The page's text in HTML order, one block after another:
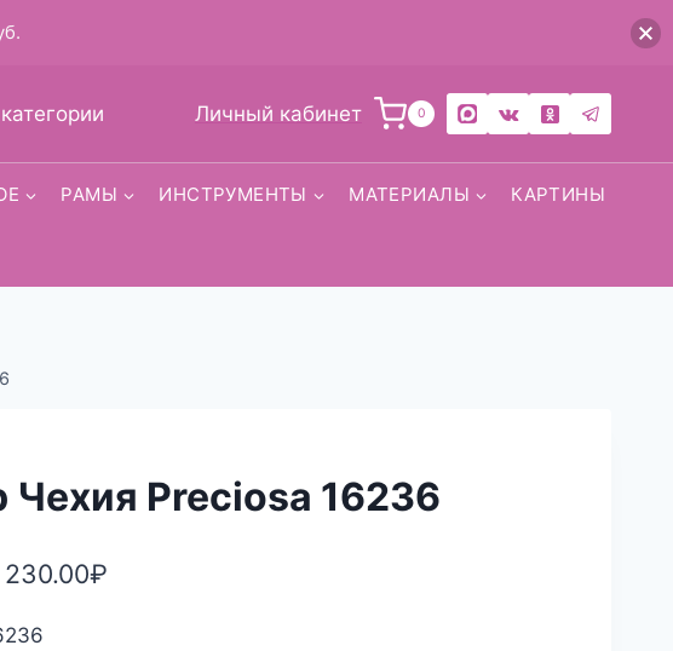
Личный кабинет 0
РАМЫ ИНСТРУМЕНТЫ МАТЕРИАЛЫ КАРТИНЫ
Чехия Preciosa 16236
230.00₽